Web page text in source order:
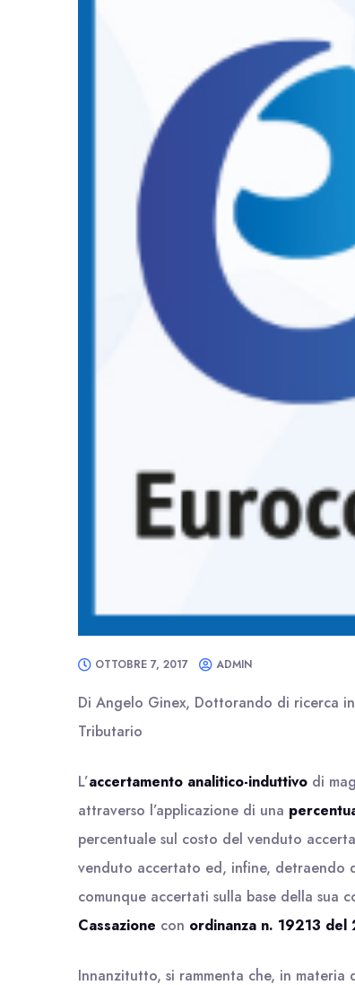
OTTOBRE 7, 2017 ADMIN
Di Angelo Ginex, Dottorando di ricerca
Tributario
L’accertamento analitico-induttivo di
attraverso l’applicazione di una
percentuale sul costo del venduto
venduto accertato ed, infine, detraendo
comunque accertati sulla base della sua
Cassazione con ordinanza n. 19213
Innanzitutto, si rammenta che, in materia